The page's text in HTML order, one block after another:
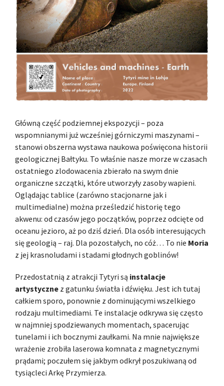
Główną część podziemnej ekspozycji – poza
wspomnianymi już wcześniej górniczymi maszynami –
stanowi obszerna wystawa naukowa poświęcona historii
geologicznej Bałtyku. To właśnie nasze morze w czasach
ostatniego zlodowacenia zbierało na swym dnie
organiczne szczątki, które utworzyły zasoby wapieni.
Oglądając tablice (zarówno stacjonarne jak i
multimedialne) można prześledzić historię tego
akwenu: od czasów jego początków, poprzez odcięte od
oceanu jezioro, aż po dziś dzień. Dla osób interesujących
się geologią – raj. Dla pozostałych, no cóż… To nie Moria
z jej krasnoludami i stadami głodnych goblinów!
Przedostatnią z atrakcji Tytyri są instalacje
artystyczne z gatunku światła i dźwięku. Jest ich tutaj
całkiem sporo, ponownie z dominującymi wszelkiego
rodzaju multimediami. Te instalacje odkrywa się często
w najmniej spodziewanych momentach, spacerując
tunelami i ich bocznymi zaułkami. Na mnie największe
wrażenie zrobiła laserowa komnata z magnetycznymi
prądami; poczułem się jakbym odkrył poszukiwaną od
tysiącleci Arkę Przymierza.